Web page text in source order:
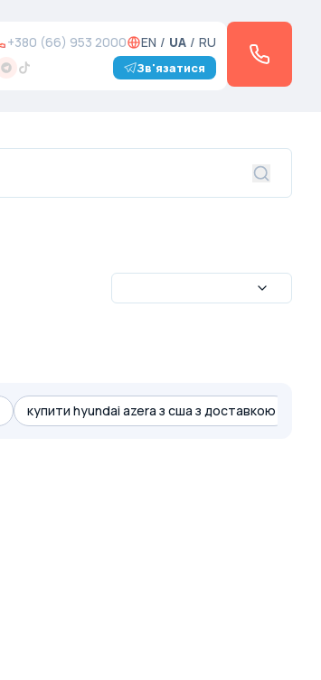
+380 (66) 953 2000 EN / UA / RU
Зв'язатися
купити hyundai azera з сша з доставкою